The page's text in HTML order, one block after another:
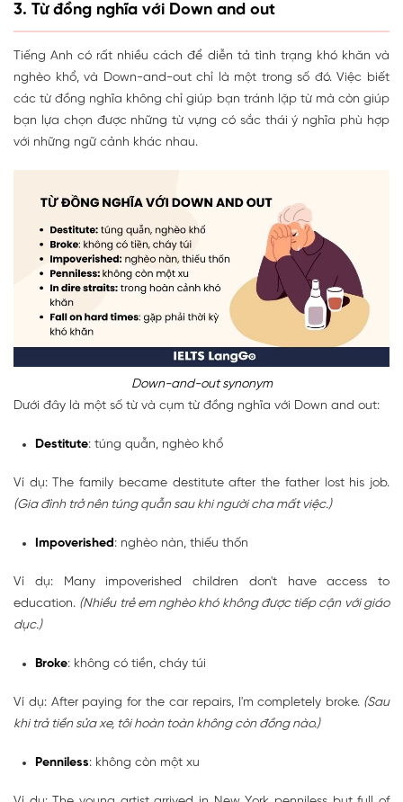
3. Từ đồng nghĩa với Down and out
Tiếng Anh có rất nhiều cách để diễn tả tình trạng khó khăn và
nghèo khổ, và Down-and-out chỉ là một trong số đó. Việc biết
các từ đồng nghĩa không chỉ giúp bạn tránh lặp từ mà còn giúp
bạn lựa chọn được những từ vựng có sắc thái ý nghĩa phù hợp
với những ngữ cảnh khác nhau.
Down-and-out synonym
Dưới đây là một số từ và cụm từ đồng nghĩa với Down and out:
Destitute: túng quẫn, nghèo khổ
Ví dụ: The family became destitute after the father lost his job.
(Gia đình trở nên túng quẫn sau khi người cha mất việc.)
Impoverished: nghèo nàn, thiếu thốn
Ví dụ: Many impoverished children don't have access to
education. (Nhiều trẻ em nghèo khó không được tiếp cận với giáo
dục.)
Broke: không có tiền, cháy túi
Ví dụ: After paying for the car repairs, I'm completely broke. (Sau
khi trả tiền sửa xe, tôi hoàn toàn không còn đồng nào.)
Penniless: không còn một xu